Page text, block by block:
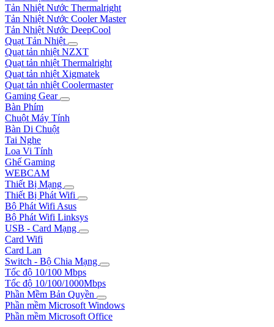
Tản Nhiệt Nước Thermalright
Tản Nhiệt Nước Cooler Master
Tản Nhiệt Nước DeepCool
Quạt Tản Nhiệt
Quạt tản nhiệt NZXT
Quạt tản nhiệt Thermalright
Quạt tản nhiệt Xigmatek
Quạt tản nhiệt Coolermaster
Gaming Gear
Bàn Phím
Chuột Máy Tính
Bàn Di Chuột
Tai Nghe
Loa Vi Tính
Ghế Gaming
WEBCAM
Thiết Bị Mạng
Thiết Bị Phát Wifi
Bộ Phát Wifi Asus
Bộ Phát Wifi Linksys
USB - Card Mạng
Card Wifi
Card Lan
Switch - Bộ Chia Mạng
Tốc độ 10/100 Mbps
Tốc độ 10/100/1000Mbps
Phần Mềm Bản Quyền
Phần mềm Microsoft Windows
Phần mềm Microsoft Office